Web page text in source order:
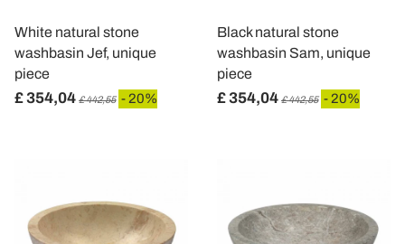
con altre informazioni che ha fornito loro o che hanno
raccolto dal suo utilizzo dei loro servizi.
White natural stone
washbasin Jef, unique
piece
£ 354,04 £ 442,55 - 20%
Black natural stone
washbasin Sam, unique
piece
£ 354,04 £ 442,55 - 20%